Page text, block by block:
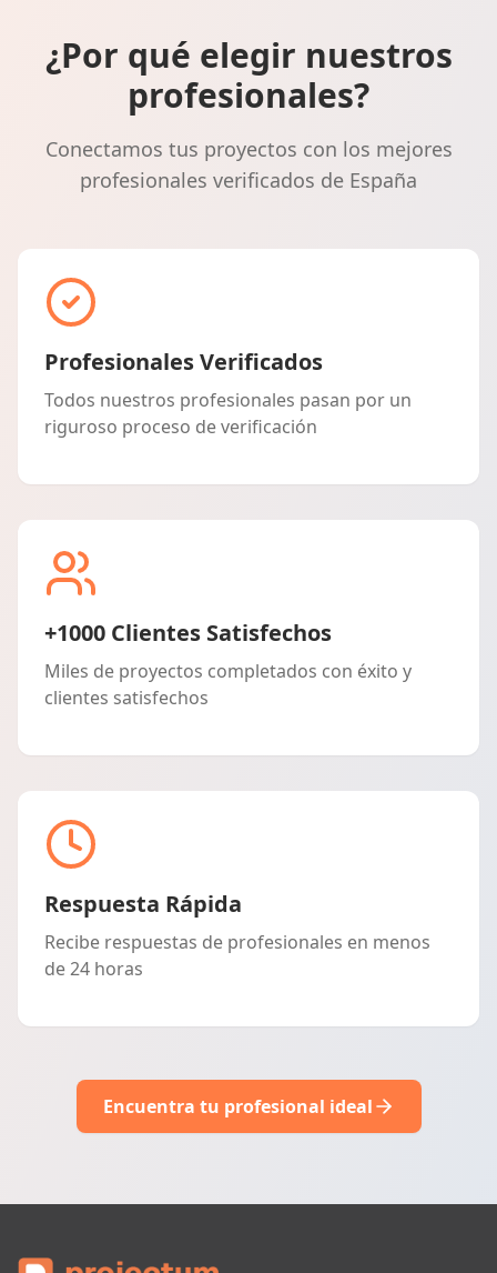
¿Por qué elegir nuestros
profesionales?
Conectamos tus proyectos con los mejores
profesionales verificados de España
Profesionales Verificados
Todos nuestros profesionales pasan por un
riguroso proceso de verificación
+1000 Clientes Satisfechos
Miles de proyectos completados con éxito y
clientes satisfechos
Respuesta Rápida
Recibe respuestas de profesionales en menos
de 24 horas
Encuentra tu profesional ideal